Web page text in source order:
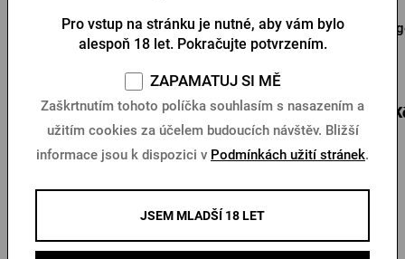
Otvírák s přívěskem
Pilsner Urquell pečeť
Skladem > 10 ks
28 Kč Koupit
Přívěsek na klíček s
otvírákem Pilsner Urquell
Skladem > 10 ks
25 Kč Koupit 5
Další produkty od Pilsner Urquell
Pro vstup na stránku je nutné, aby vám bylo
alespoň 18 let. Pokračujte potvrzením.
ZAPAMATUJ SI MĚ
Zaškrtnutím tohoto políčka souhlasím s nasazením a
užitím cookies za účelem budoucích návštěv. Bližší
informace jsou k dispozici v Podmínkách užití stránek.
JSEM MLADŠÍ 18 LET